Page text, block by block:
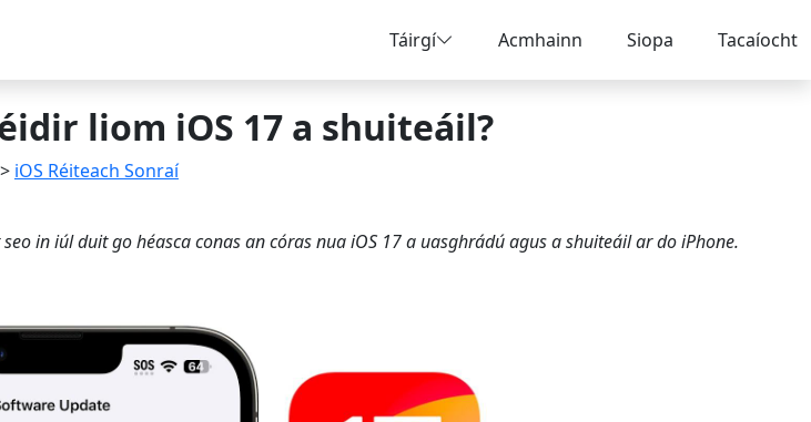
Táirgí Acmhainn Siopa Tacaíocht
liom iOS 17 a shuiteáil?
> iOS Réiteach Sonraí
in iúl duit go héasca conas an córas nua iOS 17 a uasghrádú agus a shuiteáil ar do iPhone.